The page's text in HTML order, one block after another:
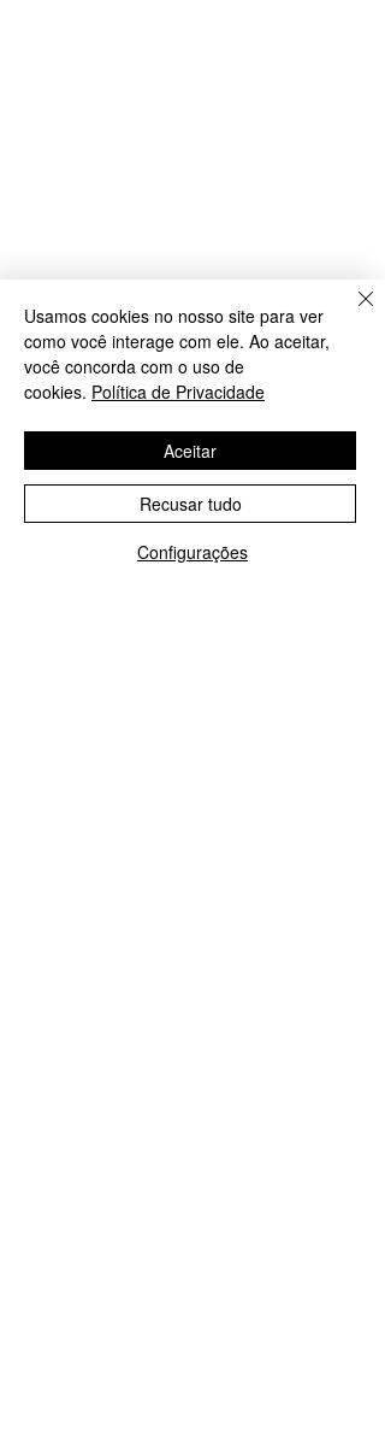
Usamos cookies no nosso site para ver
como você interage com ele. Ao aceitar,
você concorda com o uso de
cookies. Política de Privacidade
Configurações
Recusar tudo
Aceitar